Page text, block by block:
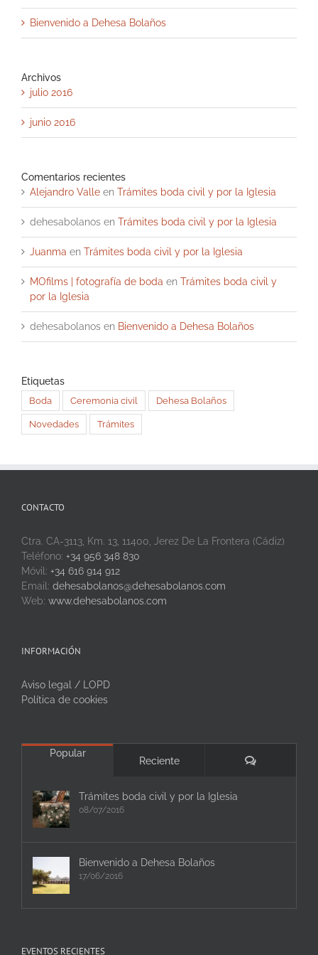
Bienvenido a Dehesa Bolaños
Archivos
julio 2016
junio 2016
Comentarios recientes
Alejandro Valle en Trámites boda civil y por la Iglesia
dehesabolanos en Trámites boda civil y por la Iglesia
Juanma en Trámites boda civil y por la Iglesia
MOfilms | fotografía de boda en Trámites boda civil y
por la Iglesia
dehesabolanos en Bienvenido a Dehesa Bolaños
Etiquetas
Boda Ceremonia civil Dehesa Bolaños
Novedades Trámites
CONTACTO
Ctra. CA-3113, Km. 13, 11400, Jerez De La Frontera (Cádiz)
Teléfono: +34 956 348 830
Móvil: +34 616 914 912
Email: dehesabolanos@dehesabolanos.com
Web: www.dehesabolanos.com
INFORMACIÓN
Aviso legal / LOPD
Política de cookies
Popular
Reciente Comentarios
Trámites boda civil y por la Iglesia
08/07/2016
Bienvenido a Dehesa Bolaños
17/06/2016
EVENTOS RECIENTES